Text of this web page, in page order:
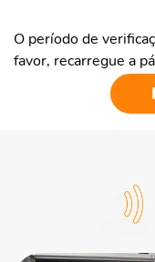
O período de
favor, recarregue a